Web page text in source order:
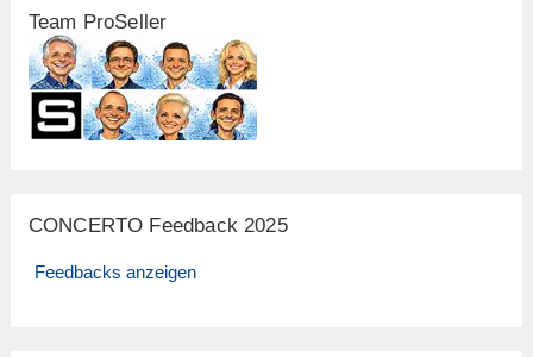
Team ProSeller
CONCERTO Feedback 2025
Feedbacks anzeigen